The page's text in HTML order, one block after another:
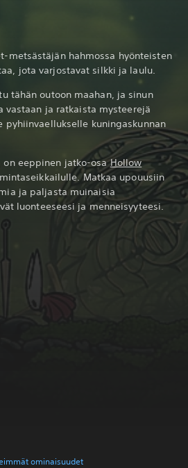
metsästäjän hahmossa hyönteisten
jota varjostavat silkki ja laulu.
tähän outoon maahan, ja sinun
ja ratkaista mysteerejä
pyhiinvaellukselle kuningaskunnan
on eeppinen jatko-osaHollow
Matkaa upouusiin
ja paljasta muinaisia
luonteeseesi ja menneisyyteesi.
ominaisuudet